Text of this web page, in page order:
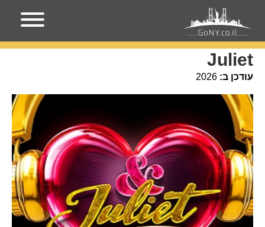
עמוד הבית אירועים בניו-יורק
Juliet
עודכן ב: 2026